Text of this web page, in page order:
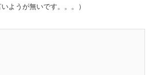
ようが無いです。。。）